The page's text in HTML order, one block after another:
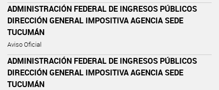
ADMINISTRACIÓN FEDERAL DE INGRESOS PÚBLICOS
DIRECCIÓN GENERAL IMPOSITIVA AGENCIA SEDE
TUCUMÁN
Aviso Oficial
ADMINISTRACIÓN FEDERAL DE INGRESOS PÚBLICOS
DIRECCIÓN GENERAL IMPOSITIVA AGENCIA SEDE
TUCUMÁN